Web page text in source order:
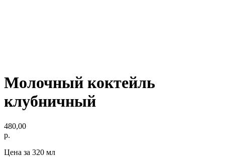
Молочный коктейль
клубничный
480,00
р.
Цена за 320 мл